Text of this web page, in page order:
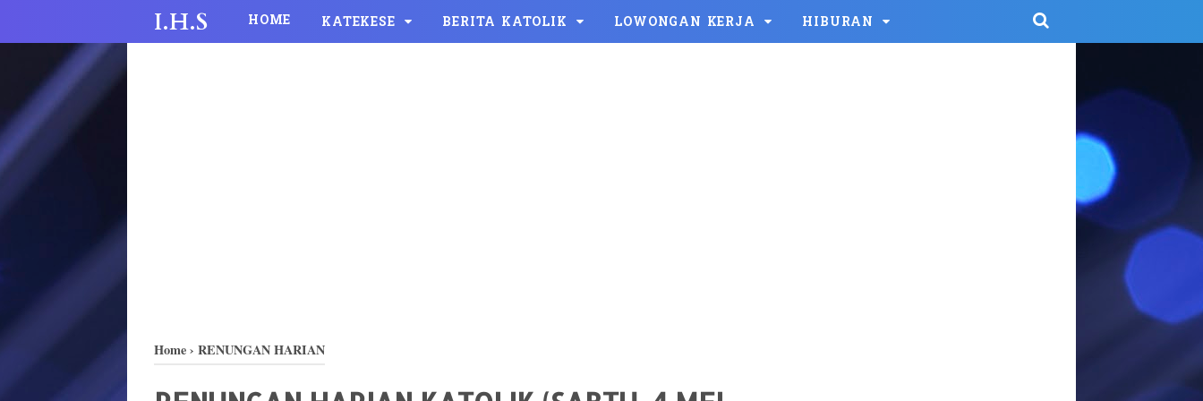
I.H.S HOME KATEKESE BERITA KATOLIK LOWONGAN KERJA HIBURAN
Home› RENUNGAN HARIAN